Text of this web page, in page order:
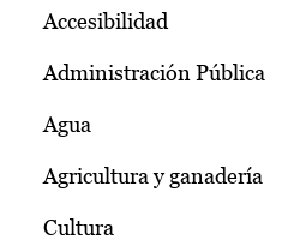
Accesibilidad
Administración Pública
Agua
Agricultura y ganadería
Cultura